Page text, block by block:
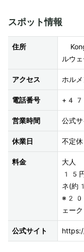
スポット情報
住所
ルウ
アクセス ホル
電話番号
営業時間 公式
休業日 不定休
料金
大人
15
ネ(
ェー
公式サイト